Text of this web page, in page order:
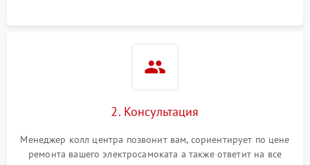
2. Консультация
Менеджер колл центра позвонит вам, сориентирует по цене
ремонта вашего электросамоката а также ответит на все